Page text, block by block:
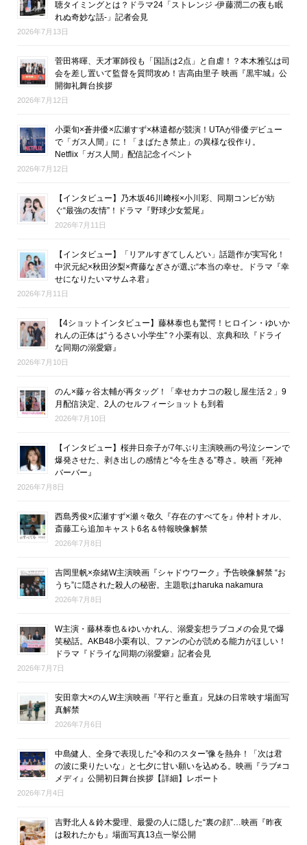
聴タイミングとは？ドラマ24「ストレンジ -伊藤潤二の夜も眠
れぬ奇妙な話-」記者会見
2026年7月13日
菅田将暉、天才軍師役も「国語は2点」と自虐！？本木雅弘は司
会を差し置いて監督を質問攻め！吉高由里子 映画『黒牢城』公
開御礼舞台挨拶
2026年7月12日
小栗旬×蒼井優×広瀬すず×林遣都が競演！UTAが俳優デビュー
で「ガス人間」に！「まばたき禁止」の異様な役作り。
Netflix「ガス人間」配信記念イベント
2026年7月12日
【インタビュー】乃木坂46川﨑桜×小川彩、同期コンビが紡
ぐ“最強の友情”！ドラマ『野球少女鷲尾』
2026年7月11日
【インタビュー】「リアルすぎてしんどい」話題作が実写化！
中沢元紀×秋田汐梨×齊藤なぎさが選ぶ“本当の幸せ。ドラマ『幸
せになりたいマサムネ君』
2026年7月11日
【4ショットインタビュー】藤林泰也も驚愕！ヒロイン・ゆいか
れんの正体は“うるさい小学生”？小栗有以、京典和玖『ドライ
な同期の溺愛癖』
2026年7月10日
のん×藤ヶ谷太輔が再タッグ！「幸せカナコの殺し屋生活２」9
月配信決定、2人のセルフィーショットも到着
2026年7月10日
【インタビュー】桜井日奈子が7年ぶり主演映画の号泣シーンで
爆発させた、剥き出しの感情と“今を生きる”尊さ。映画『死神
バーバー』
2026年7月8日
西島秀俊×広瀬すず×瀬々敬久『存在のすべてを』仲村トオル、
斎藤工ら追加キャスト6名＆特報映像解禁
2026年7月8日
吉岡里帆×奈緒W主演映画『シャドウワーク』予告映像解禁 “お
うち”に隠された殺人の秘密。主題歌はharuka nakamura
2026年7月8日
W主演・藤林泰也＆ゆいかれん、溺愛妄想ラブコメの会見で爆
笑秘話。AKB48小栗有以、ファンの心が読める能力がほしい！
ドラマ『ドライな同期の溺愛癖』記者会見
2026年7月7日
安田章大×のんW主演映画『平行と垂直』兄妹の日常映す場面写
真解禁
2026年7月6日
中島健人、全身で表現した“令和のスター”像を熱弁！「次は君
の波に乗りたいな」と七夕に甘い願いを込める。映画『ラブ≠コ
メディ』公開初日舞台挨拶【詳細】レポート
2026年7月4日
吉野北人＆鈴木愛理、最愛の人に隠した“裏の顔”…映画『昨夜
は殺れたかも』場面写真13点一挙公開